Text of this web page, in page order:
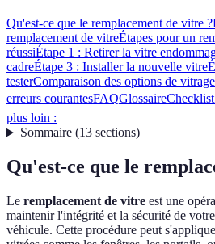
Qu'est-ce que le remplacement de vitre ?
remplacement de vitreÉtapes pour un
réussiÉtape 1 : Retirer la vitre
cadreÉtape 3 : Installer la nouvelle vitre
testerComparaison des options de vitrage
erreurs courantesFAQGlossaire
plus loin :
Sommaire(13 sections)
Qu'est-ce que le
Le remplacement de vitre est une
maintenir l'intégrité et la sécurité de
véhicule. Cette procédure peut